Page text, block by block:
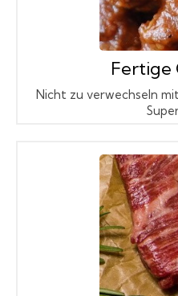
Fertige
Nicht zu verwechseln